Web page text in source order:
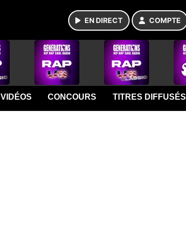
EN DIRECT COMPTE
VIDÉOS CONCOURS TITRES DIFFUSÉS